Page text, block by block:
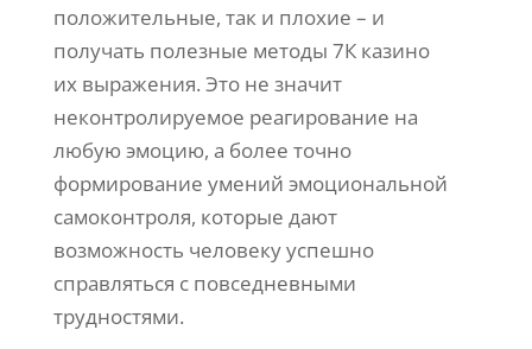
положительные, так и плохие – и
получать полезные методы 7К казино
их выражения. Это не значит
неконтролируемое реагирование на
любую эмоцию, а более точно
формирование умений эмоциональной
самоконтроля, которые дают
возможность человеку успешно
справляться с повседневными
трудностями.